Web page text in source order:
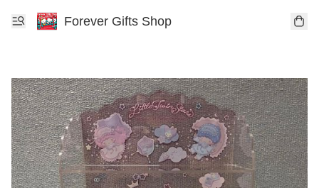
Forever Gifts Shop